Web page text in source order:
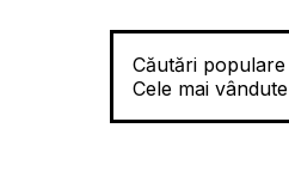
Căutări populare
Cele mai vândute